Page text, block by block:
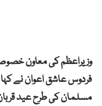
وزیراعظم کی معاون
فردوس عاشق اعوان نے
مسلمان کی طرح عید